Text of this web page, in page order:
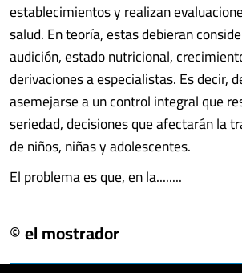
establecimientos y realizan
salud. En teoría, estas debieran
audición, estado nutricional,
derivaciones a especialistas. Es decir,
asemejarse a un control integral que
seriedad, decisiones que afectarán la
de niños, niñas y adolescentes.
El problema es que, en la........
© el mostrador